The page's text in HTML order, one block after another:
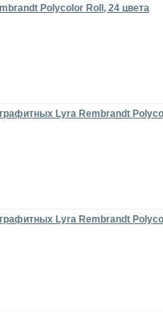
Polycolor Roll, 24 цвета
Lyra Rembrandt
Lyra Rembrandt